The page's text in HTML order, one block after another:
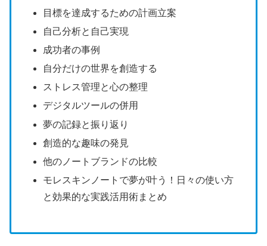
目標を達成するための計画立案
自己分析と自己実現
成功者の事例
自分だけの世界を創造する
ストレス管理と心の整理
デジタルツールの併用
夢の記録と振り返り
創造的な趣味の発見
他のノートブランドの比較
モレスキンノートで夢が叶う！日々の使い方
と効果的な実践活用術まとめ